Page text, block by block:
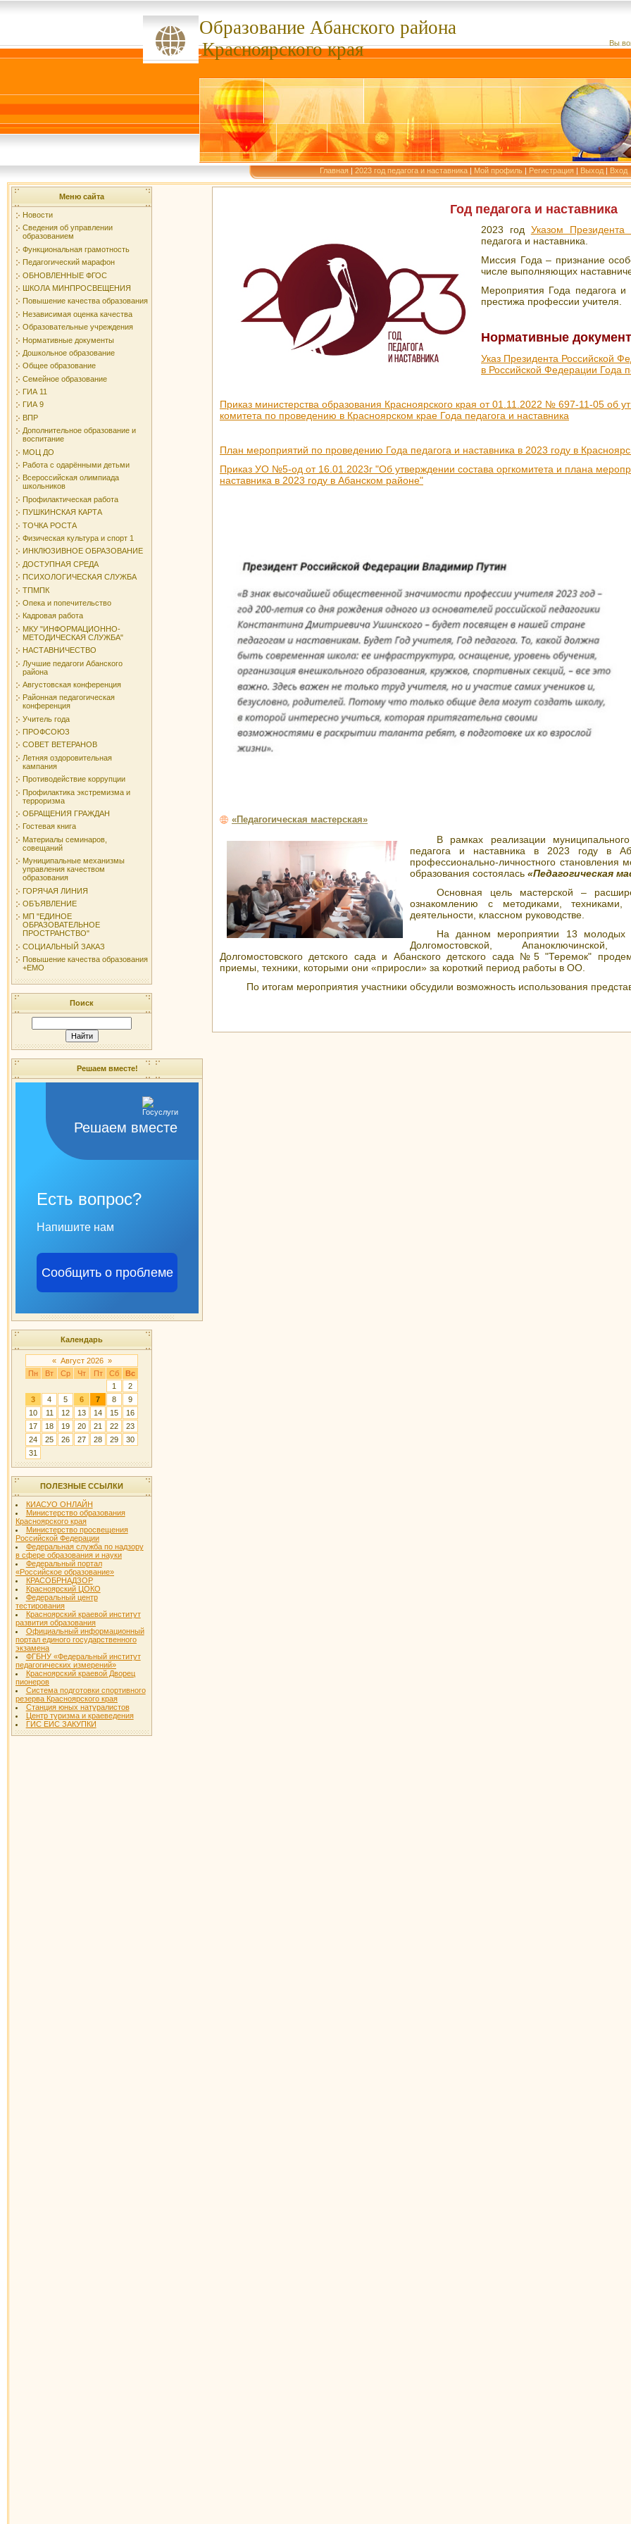
Образование Абанского района
сссссссКрасноярского края Вы
Главная| 2023 год педагога и наставника| Мой профиль| Регистрация| Выход| Вход
Меню сайта
Новости
Сведения об управлении
образованием
Функциональная грамотность
Педагогический марафон
ОБНОВЛЕННЫЕ ФГОС
ШКОЛА МИНПРОСВЕЩЕНИЯ
Повышение качества образования
Независимая оценка качества
Образовательные учреждения
Нормативные документы
Дошкольное образование
Общее образование
Семейное образование
ГИА 11
ГИА 9
ВПР
Дополнительное образование и
воспитание
МОЦ ДО
Работа с одарёнными детьми
Всероссийская олимпиада
школьников
Профилактическая работа
ПУШКИНСКАЯ КАРТА
ТОЧКА РОСТА
Физическая культура и спорт 1
ИНКЛЮЗИВНОЕ ОБРАЗОВАНИЕ
ДОСТУПНАЯ СРЕДА
ПСИХОЛОГИЧЕСКАЯ СЛУЖБА
ТПМПК
Опека и попечительство
Кадровая работа
МКУ "ИНФОРМАЦИОННО-
МЕТОДИЧЕСКАЯ СЛУЖБА"
НАСТАВНИЧЕСТВО
Лучшие педагоги Абанского
района
Августовская конференция
Районная педагогическая
конференция
Учитель года
ПРОФСОЮЗ
СОВЕТ ВЕТЕРАНОВ
Летняя оздоровительная
кампания
Противодействие коррупции
Профилактика экстремизма и
терроризма
ОБРАЩЕНИЯ ГРАЖДАН
Гостевая книга
Материалы семинаров,
совещаний
Муниципальные механизмы
управления качеством
образования
ГОРЯЧАЯ ЛИНИЯ
ОБЪЯВЛЕНИЕ
МП "ЕДИНОЕ
ОБРАЗОВАТЕЛЬНОЕ
ПРОСТРАНСТВО"
СОЦИАЛЬНЫЙ ЗАКАЗ
Повышение качества образования
+ЕМО
Поиск
Решаем вместе!
Решаем вместе
Есть вопрос?
Напишите нам
Сообщить о проблеме
Календарь
« Август 2026 »
Пн
Вт Ср Чт Пт Сб
Вс
1
2
3
4 5 6 7 8
9
10
11 12 13 14 15
16
17
18 19 20 21 22
23
24
25 26 27 28 29
30
31
ПОЛЕЗНЫЕ ССЫЛКИ
КИАСУО ОНЛАЙН
Министерство образования
Красноярского края
Министерство просвещения
Российской Федерации
Федеральная служба по надзору
в сфере образования и науки
Федеральный портал
«Российское образование»
КРАСОБРНАДЗОР
Красноярский ЦОКО
Федеральный центр
тестирования
Красноярский краевой институт
развития образования
Официальный информационный
портал единого государственного
экзамена
ФГБНУ «Федеральный институт
педагогических измерений»
Красноярский краевой Дворец
пионеров
Система подготовки спортивного
резерва Красноярского края
Станция юных натуралистов
Центр туризма и краеведения
ГИС ЕИС ЗАКУПКИ
Год педагога и наставника
2023 год Указом
педагога и наставника.
Миссия Года – признание
числе выполняющих
Мероприятия Года педагога
престижа профессии учителя.
Нормативные
Указ Президента Российской
в Российской Федерации Года
Приказ министерства образования Красноярского края от 01.11.2022 № 697-11-05 об
комитета по проведению в Красноярском крае Года педагога и наставника
План мероприятий по проведению Года педагога и наставника в 2023 году в
Приказ УО №5-од от 16.01.2023г "Об утверждении состава оргкомитета и плана
наставника в 2023 году в Абанском районе"
«Педагогическая мастерская»
В рамках реализации
педагога и наставника в 2023 году в
профессионально-личностного становления
образования состоялась «Педагогическая
Основная цель мастерской –
ознакомлению с методиками,
деятельности, классном руководстве.
На данном мероприятии 13
Долгомостовской, Апаноключинской,
Долгомостовского детского сада и Абанского детского сада №5 "Теремок"
приемы, техники, которыми они «приросли» за короткий период работы в ОО.
По итогам мероприятия участники обсудили возможность использования